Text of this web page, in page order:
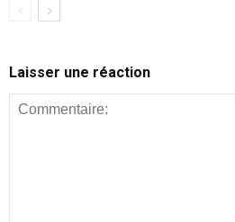
Laisser une réaction